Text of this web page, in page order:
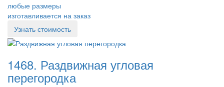
любые размеры
изготавливается на заказ
Узнать стоимость
1468. Раздвижная угловая
перегородка